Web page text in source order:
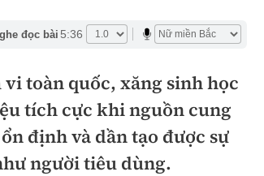
sắt tốc độ cao
thủy
hải
sắt đô thị
Doanh nghiệp
đọc bài 5:36
toàn quốc, xăng sinh học
tích cực khi nguồn cung
định và dần tạo được sự
người tiêu dùng.